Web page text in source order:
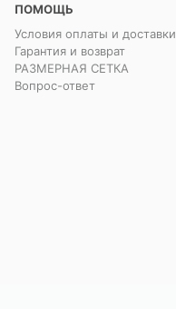
ПОМОЩЬ
Условия оплаты и доставки
Гарантия и возврат
РАЗМЕРНАЯ СЕТКА
Вопрос-ответ